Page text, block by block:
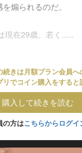
煽られるのだ。
現在29歳。若く......
きは月額プラン会員へ
リでコイン購入をすると
購入して続きを読む
の方はこちらからログイ